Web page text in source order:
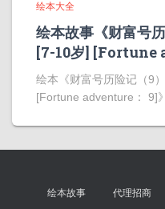
绘本大全
绘本故事《财富号
[7-10岁] [Fortune
绘本《财富号历险记（9
[Fortune adventure： 9]
绘本故事 代理招商